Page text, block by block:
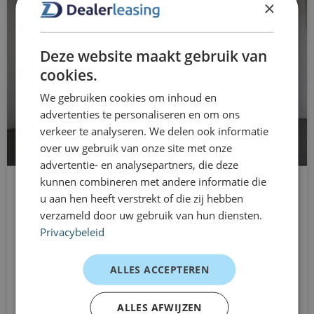
bedrijfswagen nodig hebt — bijvoorbeeld bij extra
werkdruk, projectwerk, vervangend vervoer of een
flexibele inzet richting klanten. Met dealerleasing rijd je
de Vivaro zonder langdurige verplichtingen en kun je
eenvoudig aanpassen wanneer je situatie verandert. Zo
blijf je mobiel én houd je grip op je mobiliteitskosten.
Klantervaringen
Installatiebedrijf – tijdelijke klus
“De Vivaro bood precies genoeg ruimte voor al ons
materiaal. Binnen één dag geregeld.”
Fleetmanager – extra inzet
leasecontract.”
ZZP’er – projectperiode
buitentemperatuurmeter
afstandsbediening
Cruise Control
Digitaal Audio Systeem (DAB+)
dimlichten automatisch
elektrische ramen voor
Elektronisch Stabiliteits Programma
hill hold functie
Multimedia
multimedia-voorbereiding
Volkswagen Crafter
L3H3
/mnd excl. btw
×
Deze website maakt gebruik van
cookies.
We gebruiken cookies om inhoud en
advertenties te personaliseren en om ons
verkeer te analyseren. We delen ook informatie
over uw gebruik van onze site met onze
advertentie- en analysepartners, die deze
kunnen combineren met andere informatie die
u aan hen heeft verstrekt of die zij hebben
verzameld door uw gebruik van hun diensten.
Privacybeleid
ALLES ACCEPTEREN
ALLES AFWIJZEN